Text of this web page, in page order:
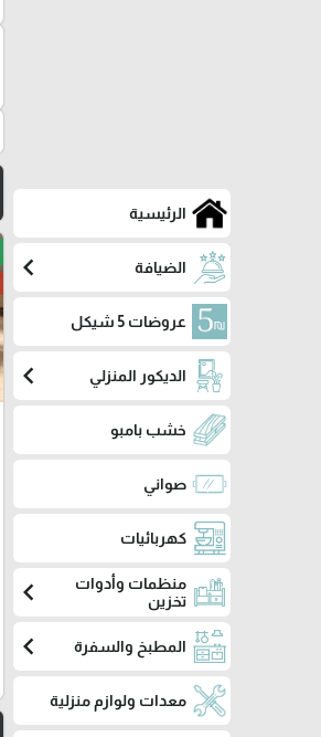
الرئيسية
الضيافة chevron_left
عروضات 5 شيكل
الديكور المنزلي chevron_left
خشب بامبو
صواني
كهربائيات
منظمات وأدوات
تخزين
chevron_left
المطبخ والسفرة chevron_left
معدات ولوازم منزلية